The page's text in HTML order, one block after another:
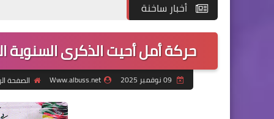
أخبار ساخنة
حركة أمل أحيت الذكرى السنوية
Www.albuss.net الصفحة